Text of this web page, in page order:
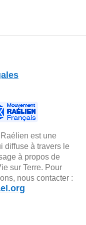
est une
diffuse à travers le
à propos de
sur Terre. Pour
nous contacter :